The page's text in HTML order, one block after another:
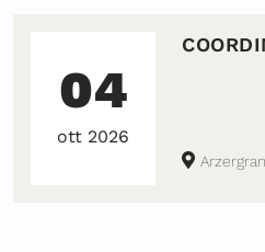
04
ott 2026